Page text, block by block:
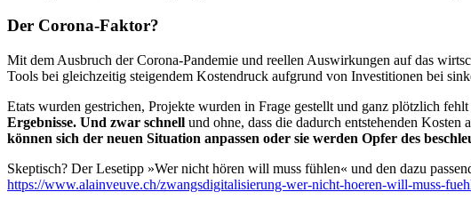
Der Corona-Faktor?
Mit dem Ausbruch der Corona-Pandemie und reellen Auswirkungen auf das
Tools bei gleichzeitig steigendem Kostendruck aufgrund von Investitionen bei
Etats wurden gestrichen, Projekte wurden in Frage gestellt und ganz plötzlich
Ergebnisse. Und zwar schnell und ohne, dass die dadurch entstehenden
können sich der neuen Situation anpassen oder sie werden Opfer des
Skeptisch? Der Lesetipp »Wer nicht hören will muss fühlen« und den dazu
https://www.alainveuve.ch/zwangsdigitalisierung-wer-nicht-hoeren-will-muss-